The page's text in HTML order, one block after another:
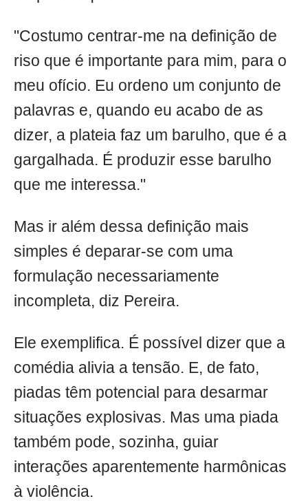
"Costumo centrar-me na definição de
riso que é importante para mim, para o
meu ofício. Eu ordeno um conjunto de
palavras e, quando eu acabo de as
dizer, a plateia faz um barulho, que é a
gargalhada. É produzir esse barulho
que me interessa."
Mas ir além dessa definição mais
simples é deparar-se com uma
formulação necessariamente
incompleta, diz Pereira.
Ele exemplifica. É possível dizer que a
comédia alivia a tensão. E, de fato,
piadas têm potencial para desarmar
situações explosivas. Mas uma piada
também pode, sozinha, guiar
interações aparentemente harmônicas
à violência.